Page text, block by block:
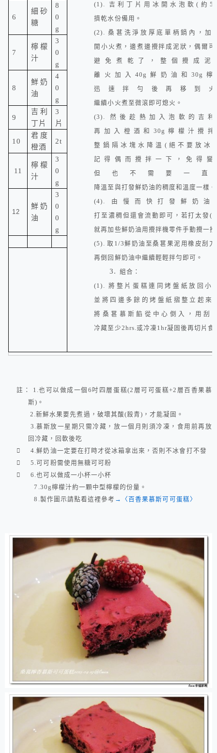
(1). 吉利丁片用冰開水泡軟( 約 5
擠乾水份備用。
(2).桑葚洗淨放厚底單柄鍋內，加
開小火煮，邊煮邊攪拌成泥狀，偶爾
避免煮乾了，整個攪成泥
離火加入40g 鮮奶油和30g 檸
迅速拌勻後再移到
繼續小火煮至微滾即可熄火。
(3). 然後趁熱加入泡軟的吉利
再加入橙酒和 30g 檸檬汁攪
整鍋隔冰塊水降溫 ( 絕不要放冰
記得偶而攪拌一下，免得變
但也不需要一直
降溫至與打發鮮奶油的稠度和溫度一樣。
(4). 由慢而快打發鮮奶油
打至濃稠但還會流動即可，若打太發(
就再加些鮮奶油用攪拌機零件手動攪一
(5).取 1/3鮮奶油至桑葚果泥用橡皮刮
再倒回鮮奶油中繼續輕輕拌勻即可。
3. 組合：
(1). 將整片蛋糕連同烤盤紙放回小
並將四邊多餘的烤盤紙摺整立起來
將桑葚慕斯餡從中心倒入，用刮
冷藏至少2hrs. 或冷凍 1hr凝固後再切片食
6
細砂
糖
8
0
g
7
檸檬
汁
3
0
g
8
鮮奶
油
4
0
g
9
吉利
丁片
3
片
10
君度
橙酒
2t
11
檸檬
汁
3
0
g
12
鮮奶
油
3
0
0
g
註： 1. 也可以做成一個 6 吋四層蛋糕(2 層可可蛋糕+2 層百香果慕
斯) 。
2.新鮮水果要先煮過，破壞其酸(殺青) ，才能凝固。
3. 慕斯放一星期只需冷藏，放一個月則須冷凍，食用前再放
回冷藏，回軟後吃
 4.鮮奶油一定要在打時才從冰箱拿出來，否則不冰會打不發
 5.可可粉需使用無糖可可粉
 6.也可以做成一小杯一小杯
7.30g檸檬汁約一顆中型檸檬的份量。
8.製作圖示請點看這裡參考 →〈百香果慕斯可可蛋糕〉